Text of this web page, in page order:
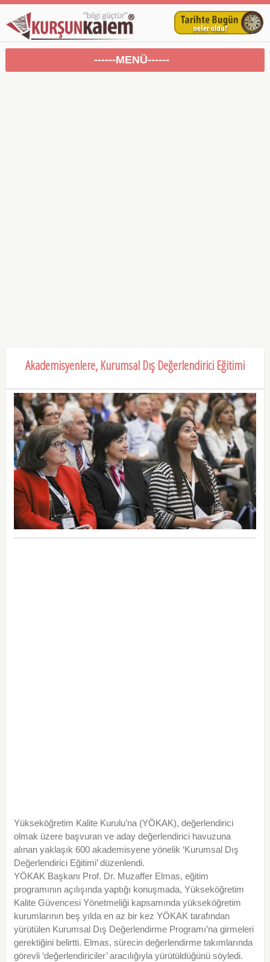
------MENÜ------
Akademisyenlere, Kurumsal Dış Değerlendirici Eğitimi
Yükseköğretim Kalite Kurulu’na (YÖKAK), değerlendirici
olmak üzere başvuran ve aday değerlendirici havuzuna
alınan yaklaşık 600 akademisyene yönelik ‘Kurumsal Dış
Değerlendirici Eğitimi’ düzenlendi.
YÖKAK Başkanı Prof. Dr. Muzaffer Elmas, eğitim
programının açılışında yaptığı konuşmada, Yükseköğretim
Kalite Güvencesi Yönetmeliği kapsamında yükseköğretim
kurumlarının beş yılda en az bir kez YÖKAK tarafından
yürütülen Kurumsal Dış Değerlendirme Programı’na girmeleri
gerektiğini belirtti. Elmas, sürecin değerlendirme takımlarında
görevli ‘değerlendiriciler’ aracılığıyla yürütüldüğünü söyledi.